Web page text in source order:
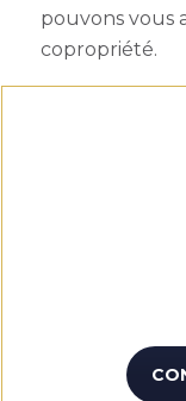
pouvons vous
copropriété.